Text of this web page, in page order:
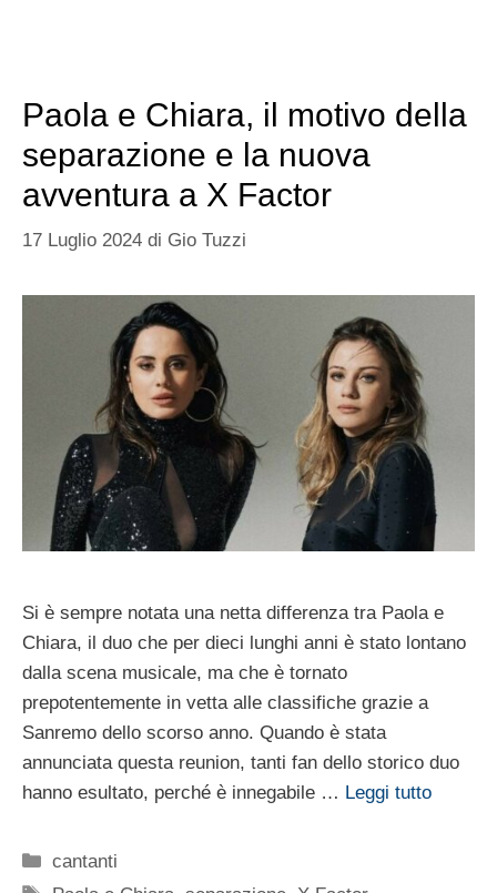
Paola e Chiara, il motivo della
separazione e la nuova
avventura a X Factor
17 Luglio 2024 di Gio Tuzzi
Si è sempre notata una netta differenza tra Paola e
Chiara, il duo che per dieci lunghi anni è stato lontano
dalla scena musicale, ma che è tornato
prepotentemente in vetta alle classifiche grazie a
Sanremo dello scorso anno. Quando è stata
annunciata questa reunion, tanti fan dello storico duo
hanno esultato, perché è innegabile … Leggi tutto
Categorie
cantanti